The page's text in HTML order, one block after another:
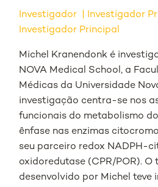
Investigador
Investigador
Investigador Principal
Michel Kranendonk é
NOVA Medical School, a
Médicas da Universidade
investigação centra-se nos
funcionais do metabolismo
ênfase nas enzimas
seu parceiro redox NADPH-
oxidoredutase (CPR/POR). O
desenvolvido por Michel